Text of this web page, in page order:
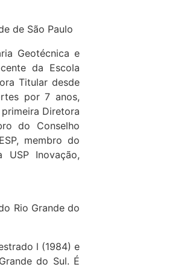
de São Paulo
Geotécnica e
da Escola
Titular desde
por 7 anos,
Diretora
do Conselho
membro do
USP Inovação,
Rio Grande do
l (1984) e
do Sul. É